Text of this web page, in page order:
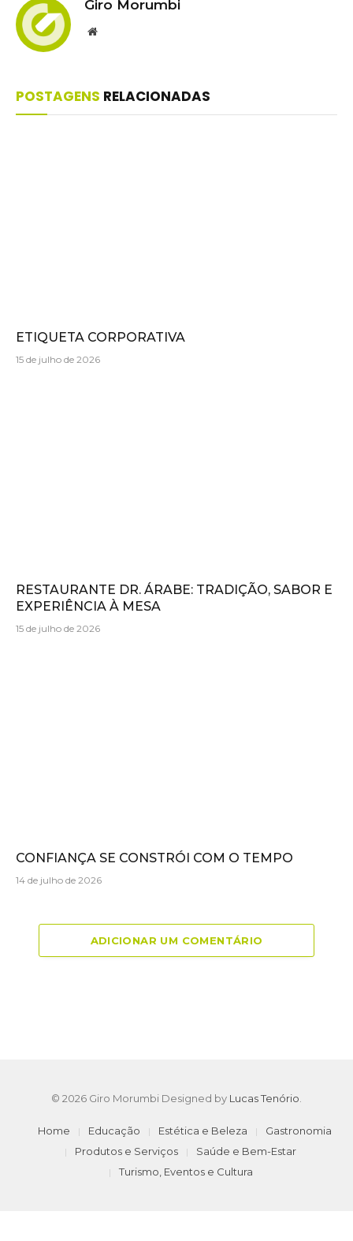
Giro Morumbi
Website
POSTAGENS RELACIONADAS
ETIQUETA CORPORATIVA
15 de julho de 2026
RESTAURANTE DR. ÁRABE: TRADIÇÃO, SABOR E
EXPERIÊNCIA À MESA
15 de julho de 2026
CONFIANÇA SE CONSTRÓI COM O TEMPO
14 de julho de 2026
ADICIONAR UM COMENTÁRIO
© 2026 Giro Morumbi Designed by Lucas Tenório.
Home Educação Estética e Beleza
Gastronomia
Produtos e Serviços
Saúde e Bem-Estar
Turismo, Eventos e Cultura